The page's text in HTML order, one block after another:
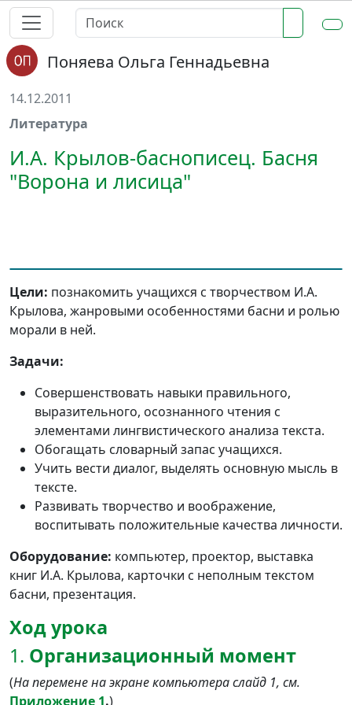
Поняева Ольга Геннадьевна
14.12.2011
Литература
И.А. Крылов-баснописец. Басня
"Ворона и лисица"
Цели: познакомить учащихся с творчеством И.А.
Крылова, жанровыми особенностями басни и ролью
морали в ней.
Задачи:
Совершенствовать навыки правильного,
выразительного, осознанного чтения с
элементами лингвистического анализа текста.
Обогащать словарный запас учащихся.
Учить вести диалог, выделять основную мысль в
тексте.
Развивать творчество и воображение,
воспитывать положительные качества личности.
Оборудование: компьютер, проектор, выставка
книг И.А. Крылова, карточки с неполным текстом
басни, презентация.
Ход урока
1. Организационный момент
(На перемене на экране компьютера слайд 1, см.
Приложение 1.)